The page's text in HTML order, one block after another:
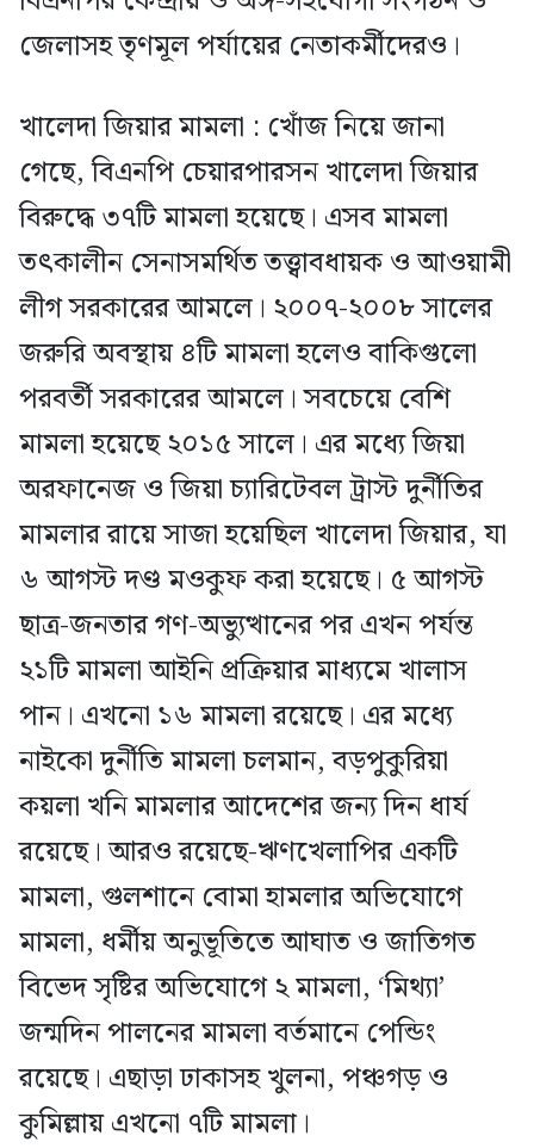
জেলাসহ তৃণমূল পর্যায়ের নেতাকর্মীদেরও।
খালেদা জিয়ার মামলা : খোঁজ নিয়ে জানা
গেছে, বিএনপি চেয়ারপারসন খালেদা জিয়ার
বিরুদ্ধে ৩৭টি মামলা হয়েছে। এসব মামলা
তৎকালীন সেনাসমর্থিত তত্ত্বাবধায়ক ও আওয়ামী
লীগ সরকারের আমলে। ২০০৭-২০০৮ সালের
জরুরি অবস্থায় ৪টি মামলা হলেও বাকিগুলো
পরবর্তী সরকারের আমলে। সবচেয়ে বেশি
মামলা হয়েছে ২০১৫ সালে। এর মধ্যে জিয়া
অরফানেজ ও জিয়া চ্যারিটেবল ট্রাস্ট দুর্নীতির
মামলার রায়ে সাজা হয়েছিল খালেদা জিয়ার, যা
৬ আগস্ট দণ্ড মওকুফ করা হয়েছে। ৫ আগস্ট
ছাত্র-জনতার গণ-অভ্যুত্থানের পর এখন পর্যন্ত
২১টি মামলা আইনি প্রক্রিয়ার মাধ্যমে খালাস
পান। এখনো ১৬ মামলা রয়েছে। এর মধ্যে
নাইকো দুর্নীতি মামলা চলমান, বড়পুকুরিয়া
কয়লা খনি মামলার আদেশের জন্য দিন ধার্য
রয়েছে। আরও রয়েছে-ঋণখেলাপির একটি
মামলা, গুলশানে বোমা হামলার অভিযোগে
মামলা, ধর্মীয় অনুভূতিতে আঘাত ও জাতিগত
বিভেদ সৃষ্টির অভিযোগে ২ মামলা, ‘মিথ্যা’
জন্মদিন পালনের মামলা বর্তমানে পেন্ডিং
রয়েছে। এছাড়া ঢাকাসহ খুলনা, পঞ্চগড় ও
কুমিল্লায় এখনো ৭টি মামলা।